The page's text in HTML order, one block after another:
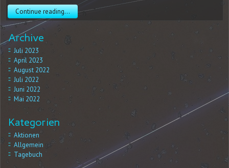
Continue reading...
Archive
Juli 2023
April 2023
August 2022
Juli 2022
Juni 2022
Mai 2022
Kategorien
Aktionen
Allgemein
Tagebuch